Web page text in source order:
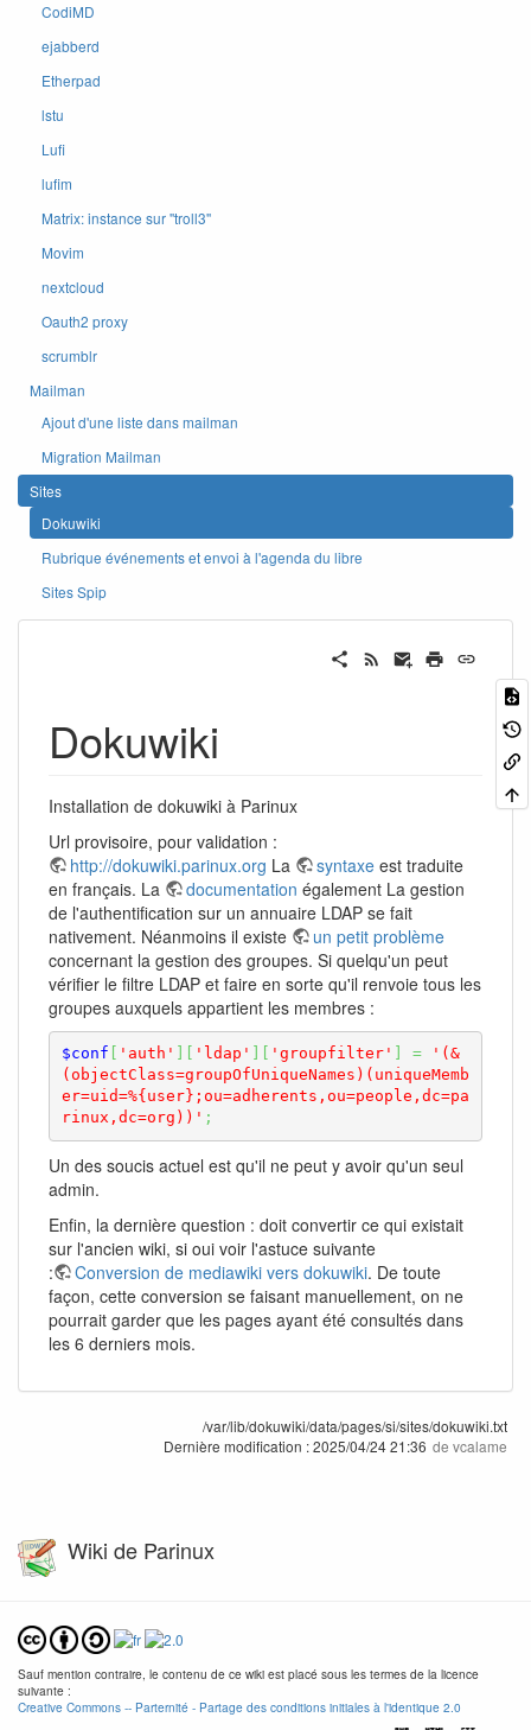
CodiMD
ejabberd
Etherpad
lstu
Lufi
lufim
Matrix: instance sur ''troll3''
Movim
nextcloud
Oauth2 proxy
scrumblr
Mailman
Ajout d'une liste dans mailman
Migration Mailman
Sites
Dokuwiki
Rubrique événements et envoi à l'agenda du libre
Sites Spip
Dokuwiki
Installation de dokuwiki à Parinux
Url provisoire, pour validation :
http://dokuwiki.parinux.org La syntaxe est traduite
en français. La
documentation également La gestion
de l'authentification sur un annuaire LDAP se fait
nativement. Néanmoins il existe
un petit problème
concernant la gestion des groupes. Si quelqu'un peut
vérifier le filtre LDAP et faire en sorte qu'il renvoie tous les
groupes auxquels appartient les membres :
$conf 'auth' 'ldap' 'groupfilter' =
'(&
(objectClass=groupOfUniqueNames)(uniqueMemb
er=uid=%{user};ou=adherents,ou=people,dc=pa
rinux,dc=org))' ;
Un des soucis actuel est qu'il ne peut y avoir qu'un seul
admin.
Enfin, la dernière question : doit convertir ce qui existait
sur l'ancien wiki, si oui voir l'astuce suivante
:
Conversion de mediawiki vers dokuwiki. De toute
façon, cette conversion se faisant manuellement, on ne
pourrait garder que les pages ayant été consultés dans
les 6 derniers mois.
/var/lib/dokuwiki/data/pages/si/sites/dokuwiki.txt
Dernière modification :2025/04/24 21:36 de vcalame
Wiki de Parinux
Sauf mention contraire, le contenu de ce wiki est placé sous les termes de la licence
suivante :
Creative Commons -- Parternité - Partage des conditions initiales à l'identique 2.0